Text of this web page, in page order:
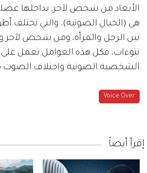
الأبعاد من شخص لآخر، بداخلها
هي (الحبال الصوتية)، والتي تختلف
بين الرجل والمرأة، ومن شخص لآخر
نتوءات، فكل هذه العوامل تعمل
الشخصية الصوتية واختلاف الصوت
Voice Over
إقرأ أيضاً